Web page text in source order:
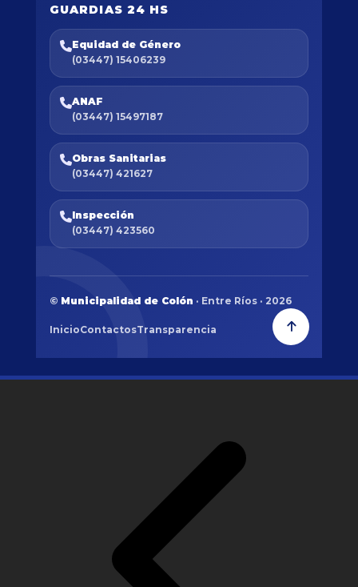
GUARDIAS 24 HS
Equidad de Género
(03447) 15406239
ANAF
(03447) 15497187
Obras Sanitarias
(03447) 421627
Inspección
(03447) 423560
© Municipalidad de Colón · Entre Ríos · 2026
InicioContactosTransparencia